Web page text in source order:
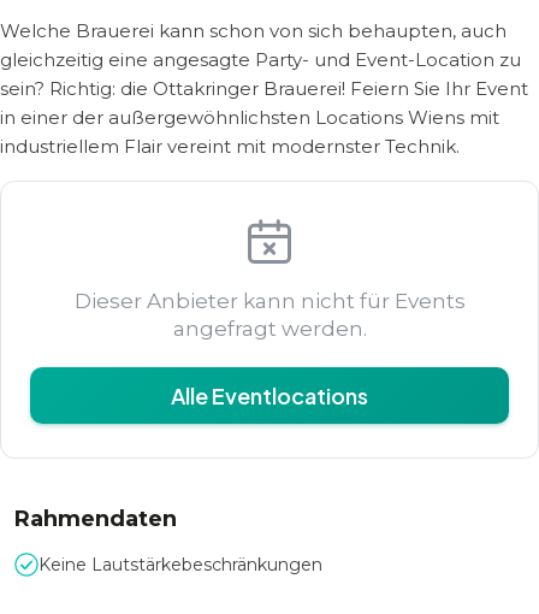
Welche Brauerei kann schon von sich behaupten, auch
gleichzeitig eine angesagte Party- und Event-Location zu
sein? Richtig: die Ottakringer Brauerei! Feiern Sie Ihr Event
in einer der außergewöhnlichsten Locations Wiens mit
industriellem Flair vereint mit modernster Technik.
Dieser Anbieter kann nicht für Events
angefragt werden.
Alle Eventlocations
Rahmendaten
Keine Lautstärkebeschränkungen